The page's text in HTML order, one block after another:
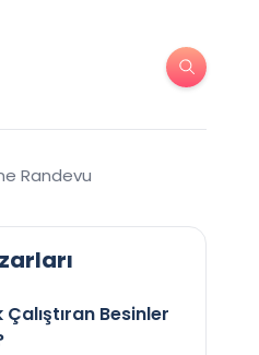
Randevu
Çalıştıran Besinler